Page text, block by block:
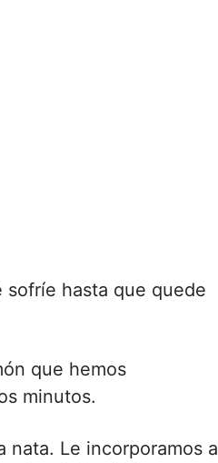
hasta que quede
que hemos
minutos.
nata. Le incorporamos a